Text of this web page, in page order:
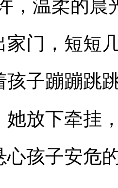
，温柔的晨
家门，短短
孩子蹦蹦跳
她放下牵挂
心孩子安危